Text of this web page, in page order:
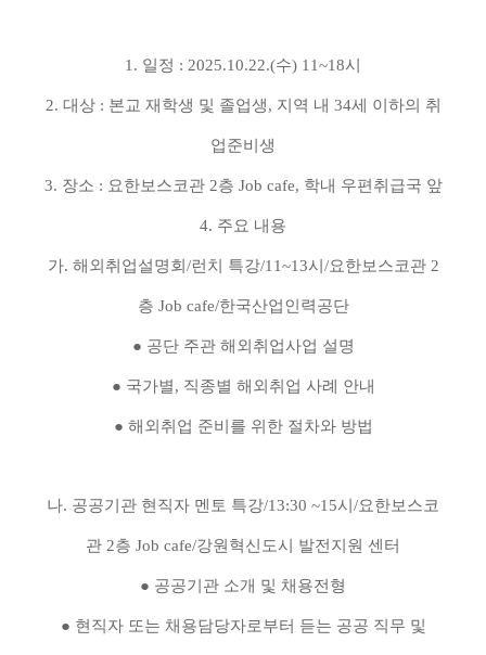
1. 일정 : 2025.10.22.(수) 11~18시
2. 대상 : 본교 재학생 및 졸업생, 지역 내 34세 이하의 취
업준비생
3. 장소 : 요한보스코관 2층 Job cafe, 학내 우편취급국 앞
4. 주요 내용
가. 해외취업설명회/런치 특강/11~13시/요한보스코관 2
층 Job cafe/한국산업인력공단
● 공단 주관 해외취업사업 설명
● 국가별, 직종별 해외취업 사례 안내
● 해외취업 준비를 위한 절차와 방법
나. 공공기관 현직자 멘토 특강/13:30 ~15시/요한보스코
관 2층 Job cafe/강원혁신도시 발전지원 센터
● 공공기관 소개 및 채용전형
● 현직자 또는 채용담당자로부터 듣는 공공 직무 및